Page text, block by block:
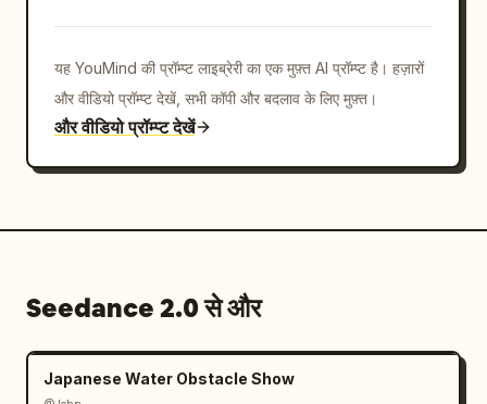
यह YouMind की प्रॉम्प्ट लाइब्रेरी का एक मुफ़्त AI प्रॉम्प्ट है। हज़ारों
और वीडियो प्रॉम्प्ट देखें, सभी कॉपी और बदलाव के लिए मुफ़्त।
और वीडियो प्रॉम्प्ट देखें
Seedance 2.0 से और
Japanese Water Obstacle Show